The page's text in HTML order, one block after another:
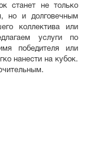
станет не только
но и долговечным
коллектива или
услуги по
победителя или
нанести на кубок.